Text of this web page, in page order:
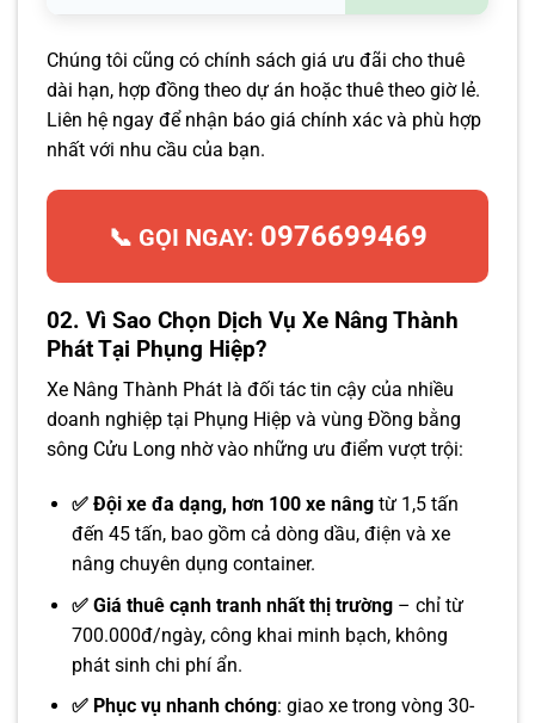
Chúng tôi cũng có chính sách giá ưu đãi cho thuê
dài hạn, hợp đồng theo dự án hoặc thuê theo giờ lẻ.
Liên hệ ngay để nhận báo giá chính xác và phù hợp
nhất với nhu cầu của bạn.
📞 GỌI NGAY: 0976699469
02. Vì Sao Chọn Dịch Vụ Xe Nâng Thành
Phát Tại Phụng Hiệp?
Xe Nâng Thành Phát là đối tác tin cậy của nhiều
doanh nghiệp tại Phụng Hiệp và vùng Đồng bằng
sông Cửu Long nhờ vào những ưu điểm vượt trội:
✅ Đội xe đa dạng, hơn 100 xe nângtừ 1,5 tấn
đến 45 tấn, bao gồm cả dòng dầu, điện và xe
nâng chuyên dụng container.
✅ Giá thuê cạnh tranh nhất thị trường– chỉ từ
700.000đ/ngày, công khai minh bạch, không
phát sinh chi phí ẩn.
✅ Phục vụ nhanh chóng: giao xe trong vòng 30-